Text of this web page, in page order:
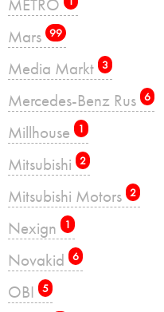
METRO
Mars 99
Media Markt 3
Mercedes-Benz Rus 6
Millhouse 1
Mitsubishi 2
Mitsubishi Motors 2
Nexign 1
Novakid 6
OBI 5